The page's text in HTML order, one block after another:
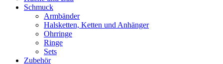
Schmuck
Armbänder
Halsketten, Ketten und Anhänger
Ohrringe
Ringe
Sets
Zubehör